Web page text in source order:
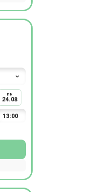
пн
24.08
13:00